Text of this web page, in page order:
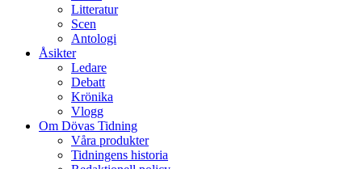
Litteratur
Scen
Antologi
Åsikter
Ledare
Debatt
Krönika
Vlogg
Om Dövas Tidning
Våra produkter
Tidningens historia